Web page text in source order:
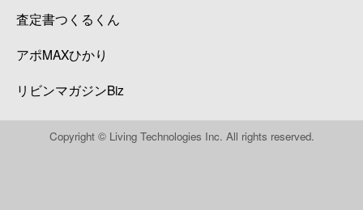
査定書つくるくん
アポMAXひかり
リビンマガジンBiz
Copyright © Living Technologies Inc. All rights reserved.